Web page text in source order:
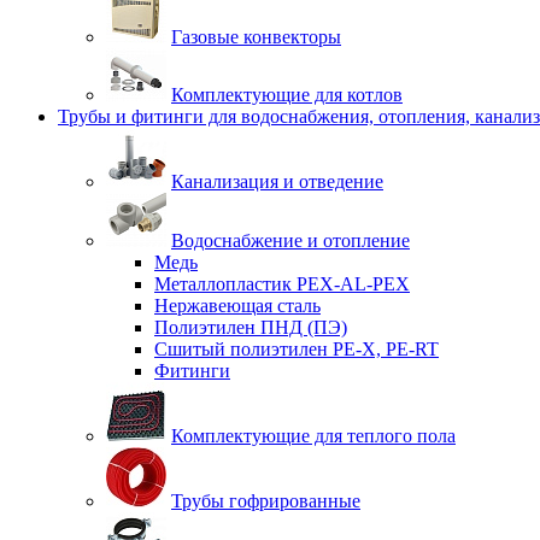
Газовые конвекторы
Комплектующие для котлов
Трубы и фитинги для водоснабжения, отопления,
Канализация и отведение
Водоснабжение и отопление
Медь
Металлопластик PEX-AL-PEX
Нержавеющая сталь
Полиэтилен ПНД (ПЭ)
Сшитый полиэтилен PE-X, PE-RT
Фитинги
Комплектующие для теплого пола
Трубы гофрированные